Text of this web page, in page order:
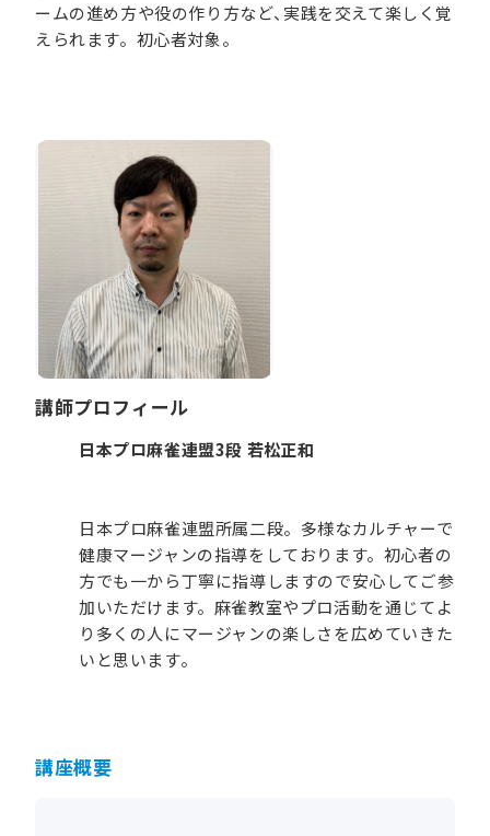
ームの進め方や役の作り方など、実践を交えて楽しく覚
えられます。初心者対象。
講師プロフィール
日本プロ麻雀連盟3段 若松正和
日本プロ麻雀連盟所属二段。多様なカルチャーで
健康マージャンの指導をしております。初心者の
方でも一から丁寧に指導しますので安心してご参
加いただけます。麻雀教室やプロ活動を通じてよ
り多くの人にマージャンの楽しさを広めていきた
いと思います。
講座概要